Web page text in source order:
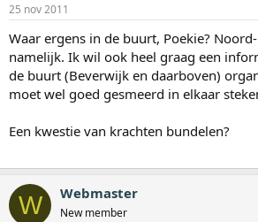
25 nov 2011
Waar ergens in de buurt, Poekie?
namelijk. Ik wil ook heel graag een
de buurt (Beverwijk en daarboven)
moet wel goed gesmeerd in elkaar
Een kwestie van krachten bundelen?
W Webmaster
New member